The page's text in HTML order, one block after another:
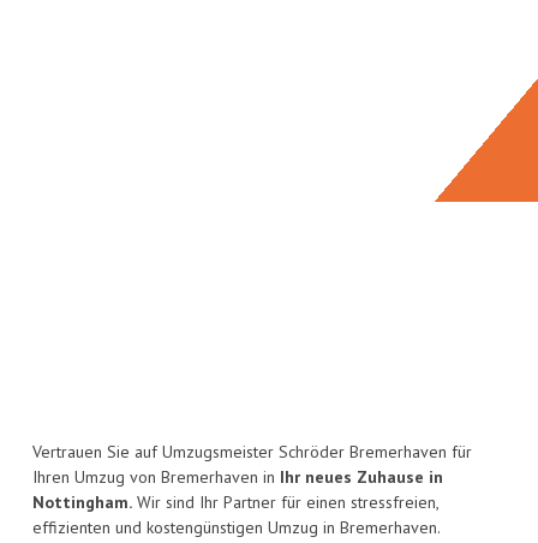
Vertrauen Sie auf Umzugsmeister Schröder Bremerhaven für
Ihren Umzug von Bremerhaven in Ihr neues Zuhause in
Nottingham. Wir sind Ihr Partner für einen stressfreien,
effizienten und kostengünstigen Umzug in Bremerhaven.